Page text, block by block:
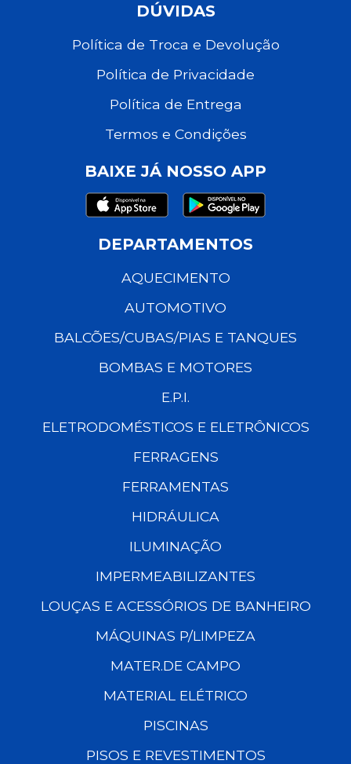
DÚVIDAS
Política de Troca e Devolução
Política de Privacidade
Política de Entrega
Termos e Condições
BAIXE JÁ NOSSO APP
DEPARTAMENTOS
AQUECIMENTO
AUTOMOTIVO
BALCÕES/CUBAS/PIAS E TANQUES
BOMBAS E MOTORES
E.P.I.
ELETRODOMÉSTICOS E ELETRÔNICOS
FERRAGENS
FERRAMENTAS
HIDRÁULICA
ILUMINAÇÃO
IMPERMEABILIZANTES
LOUÇAS E ACESSÓRIOS DE BANHEIRO
MÁQUINAS P/LIMPEZA
MATER.DE CAMPO
MATERIAL ELÉTRICO
PISCINAS
PISOS E REVESTIMENTOS